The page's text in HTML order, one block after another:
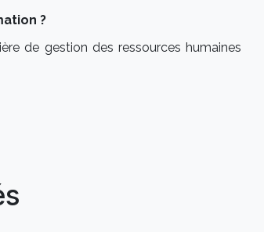
?
de gestion des ressources humaines